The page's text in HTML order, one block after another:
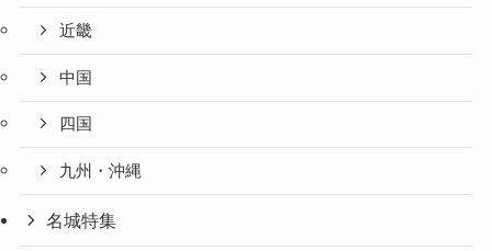
近畿
中国
四国
九州・沖縄
名城特集